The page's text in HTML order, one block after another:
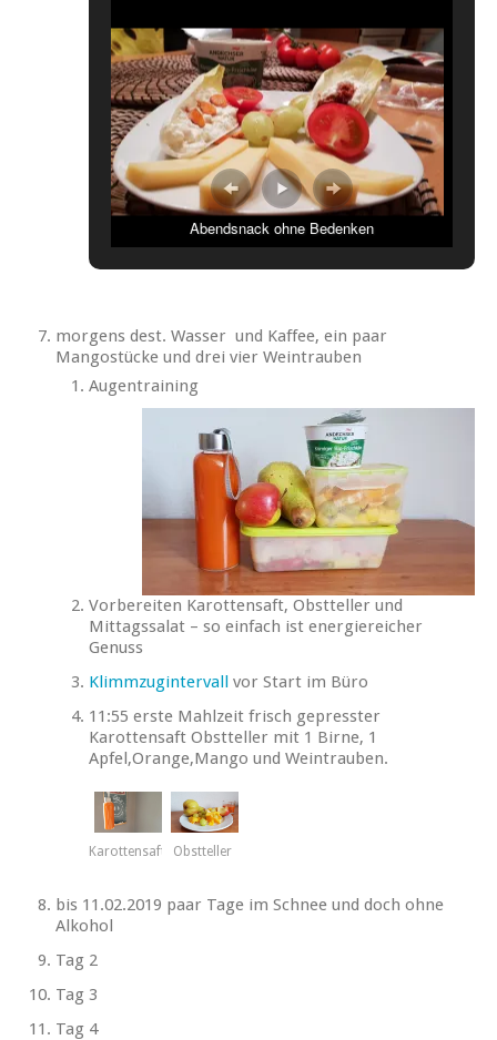
Abendsnack ohne Bedenken
morgens dest. Wasser und Kaffee, ein paar
Mangostücke und drei vier Weintrauben
Augentraining
Vorbereiten Karottensaft, Obstteller und
Mittagssalat – so einfach ist energiereicher
Genuss
Klimmzugintervall vor Start im Büro
11:55 erste Mahlzeit frisch gepresster
Karottensaft Obstteller mit 1 Birne, 1
Apfel,Orange,Mango und Weintrauben.
Karottensaft Obstteller
bis 11.02.2019 paar Tage im Schnee und doch ohne
Alkohol
Tag 2
Tag 3
Tag 4